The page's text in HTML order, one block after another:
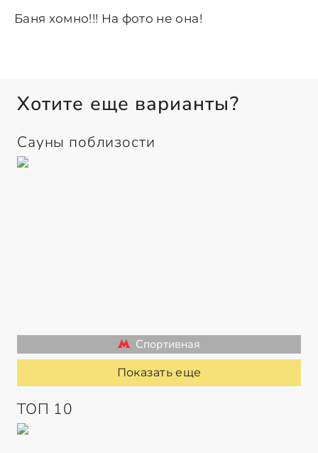
Баня хомно!!! На фото не она!
Хотите еще варианты?
Сауны поблизости
Спортивная
Показать еще
ТОП 10